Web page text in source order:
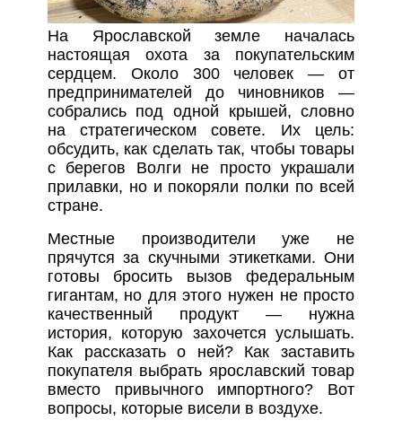
На Ярославской земле началась
настоящая охота за покупательским
сердцем. Около 300 человек — от
предпринимателей до чиновников —
собрались под одной крышей, словно
на стратегическом совете. Их цель:
обсудить, как сделать так, чтобы товары
с берегов Волги не просто украшали
прилавки, но и покоряли полки по всей
стране.
Местные производители уже не
прячутся за скучными этикетками. Они
готовы бросить вызов федеральным
гигантам, но для этого нужен не просто
качественный продукт — нужна
история, которую захочется услышать.
Как рассказать о ней? Как заставить
покупателя выбрать ярославский товар
вместо привычного импортного? Вот
вопросы, которые висели в воздухе.